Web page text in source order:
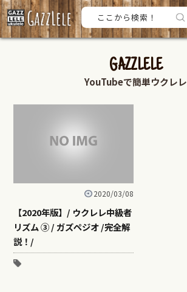
GAZZLELE
YouTubeで簡単ウクレレ
2020/03/08
【2020年版】/ ウクレレ中級者
リズム ③ / ガズペジオ /完全解
説！/